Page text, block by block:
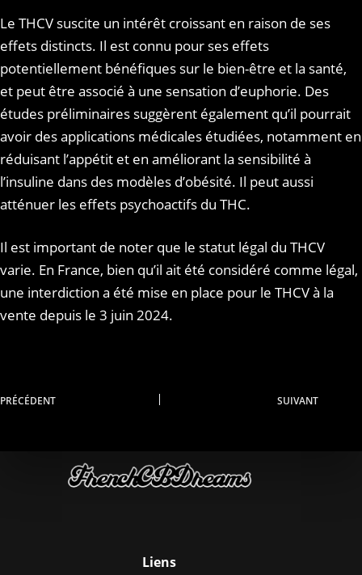
Le THCV suscite un intérêt croissant en raison de ses
effets distincts. Il est connu pour ses effets
potentiellement bénéfiques sur le bien-être et la santé,
et peut être associé à une sensation d’euphorie. Des
études préliminaires suggèrent également qu’il pourrait
avoir des applications médicales étudiées, notamment en
réduisant l’appétit et en améliorant la sensibilité à
l’insuline dans des modèles d’obésité. Il peut aussi
atténuer les effets psychoactifs du THC.
Il est important de noter que le statut légal du THCV
varie. En France, bien qu’il ait été considéré comme légal,
une interdiction a été mise en place pour le THCV à la
vente depuis le 3 juin 2024.
PRÉCÉDENT SUIVANT
Liens